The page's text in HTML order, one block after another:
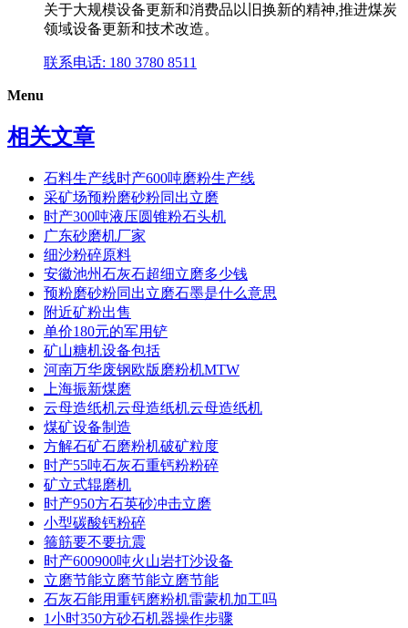
关于大规模设备更新和消费品以旧换新的精神,推进煤炭
领域设备更新和技术改造。
联系电话: 180 3780 8511
Menu
相关文章
石料生产线时产600吨磨粉生产线
采矿场预粉磨砂粉同出立磨
时产300吨液压圆锥粉石头机
广东砂磨机厂家
细沙粉碎原料
安徽池州石灰石超细立磨多少钱
预粉磨砂粉同出立磨石墨是什么意思
附近矿粉出售
单价180元的军用铲
矿山糖机设备包括
河南万华废钢欧版磨粉机MTW
上海振新煤磨
云母造纸机云母造纸机云母造纸机
煤矿设备制造
方解石矿石磨粉机破矿粒度
时产55吨石灰石重钙粉粉碎
矿立式辊磨机
时产950方石英砂冲击立磨
小型碳酸钙粉碎
箍筋要不要抗震
时产600900吨火山岩打沙设备
立磨节能立磨节能立磨节能
石灰石能用重钙磨粉机雷蒙机加工吗
1小时350方砂石机器操作步骤